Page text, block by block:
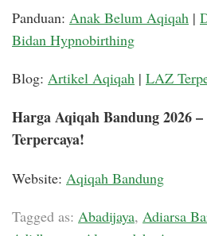
Panduan: Anak Belum Aqiqah |
Bidan Hypnobirthing
Blog: Artikel Aqiqah | LAZ
Harga Aqiqah Bandung 2026
Terpercaya!
Website: Aqiqah Bandung
Tagged as: Abadijaya, Adiarsa